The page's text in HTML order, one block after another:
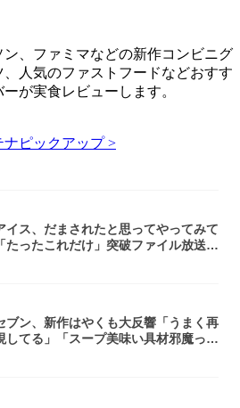
、ファミマなどの新作コンビニグ
人気のファストフードなどおすす
が実食レビューします。
ピックアップ >
イス、だまされたと思ってやってみて
「たったこれだけ」突破ファイル放送で
ブン、新作はやくも大反響「うまく再
してる」「スープ美味い具材邪魔って